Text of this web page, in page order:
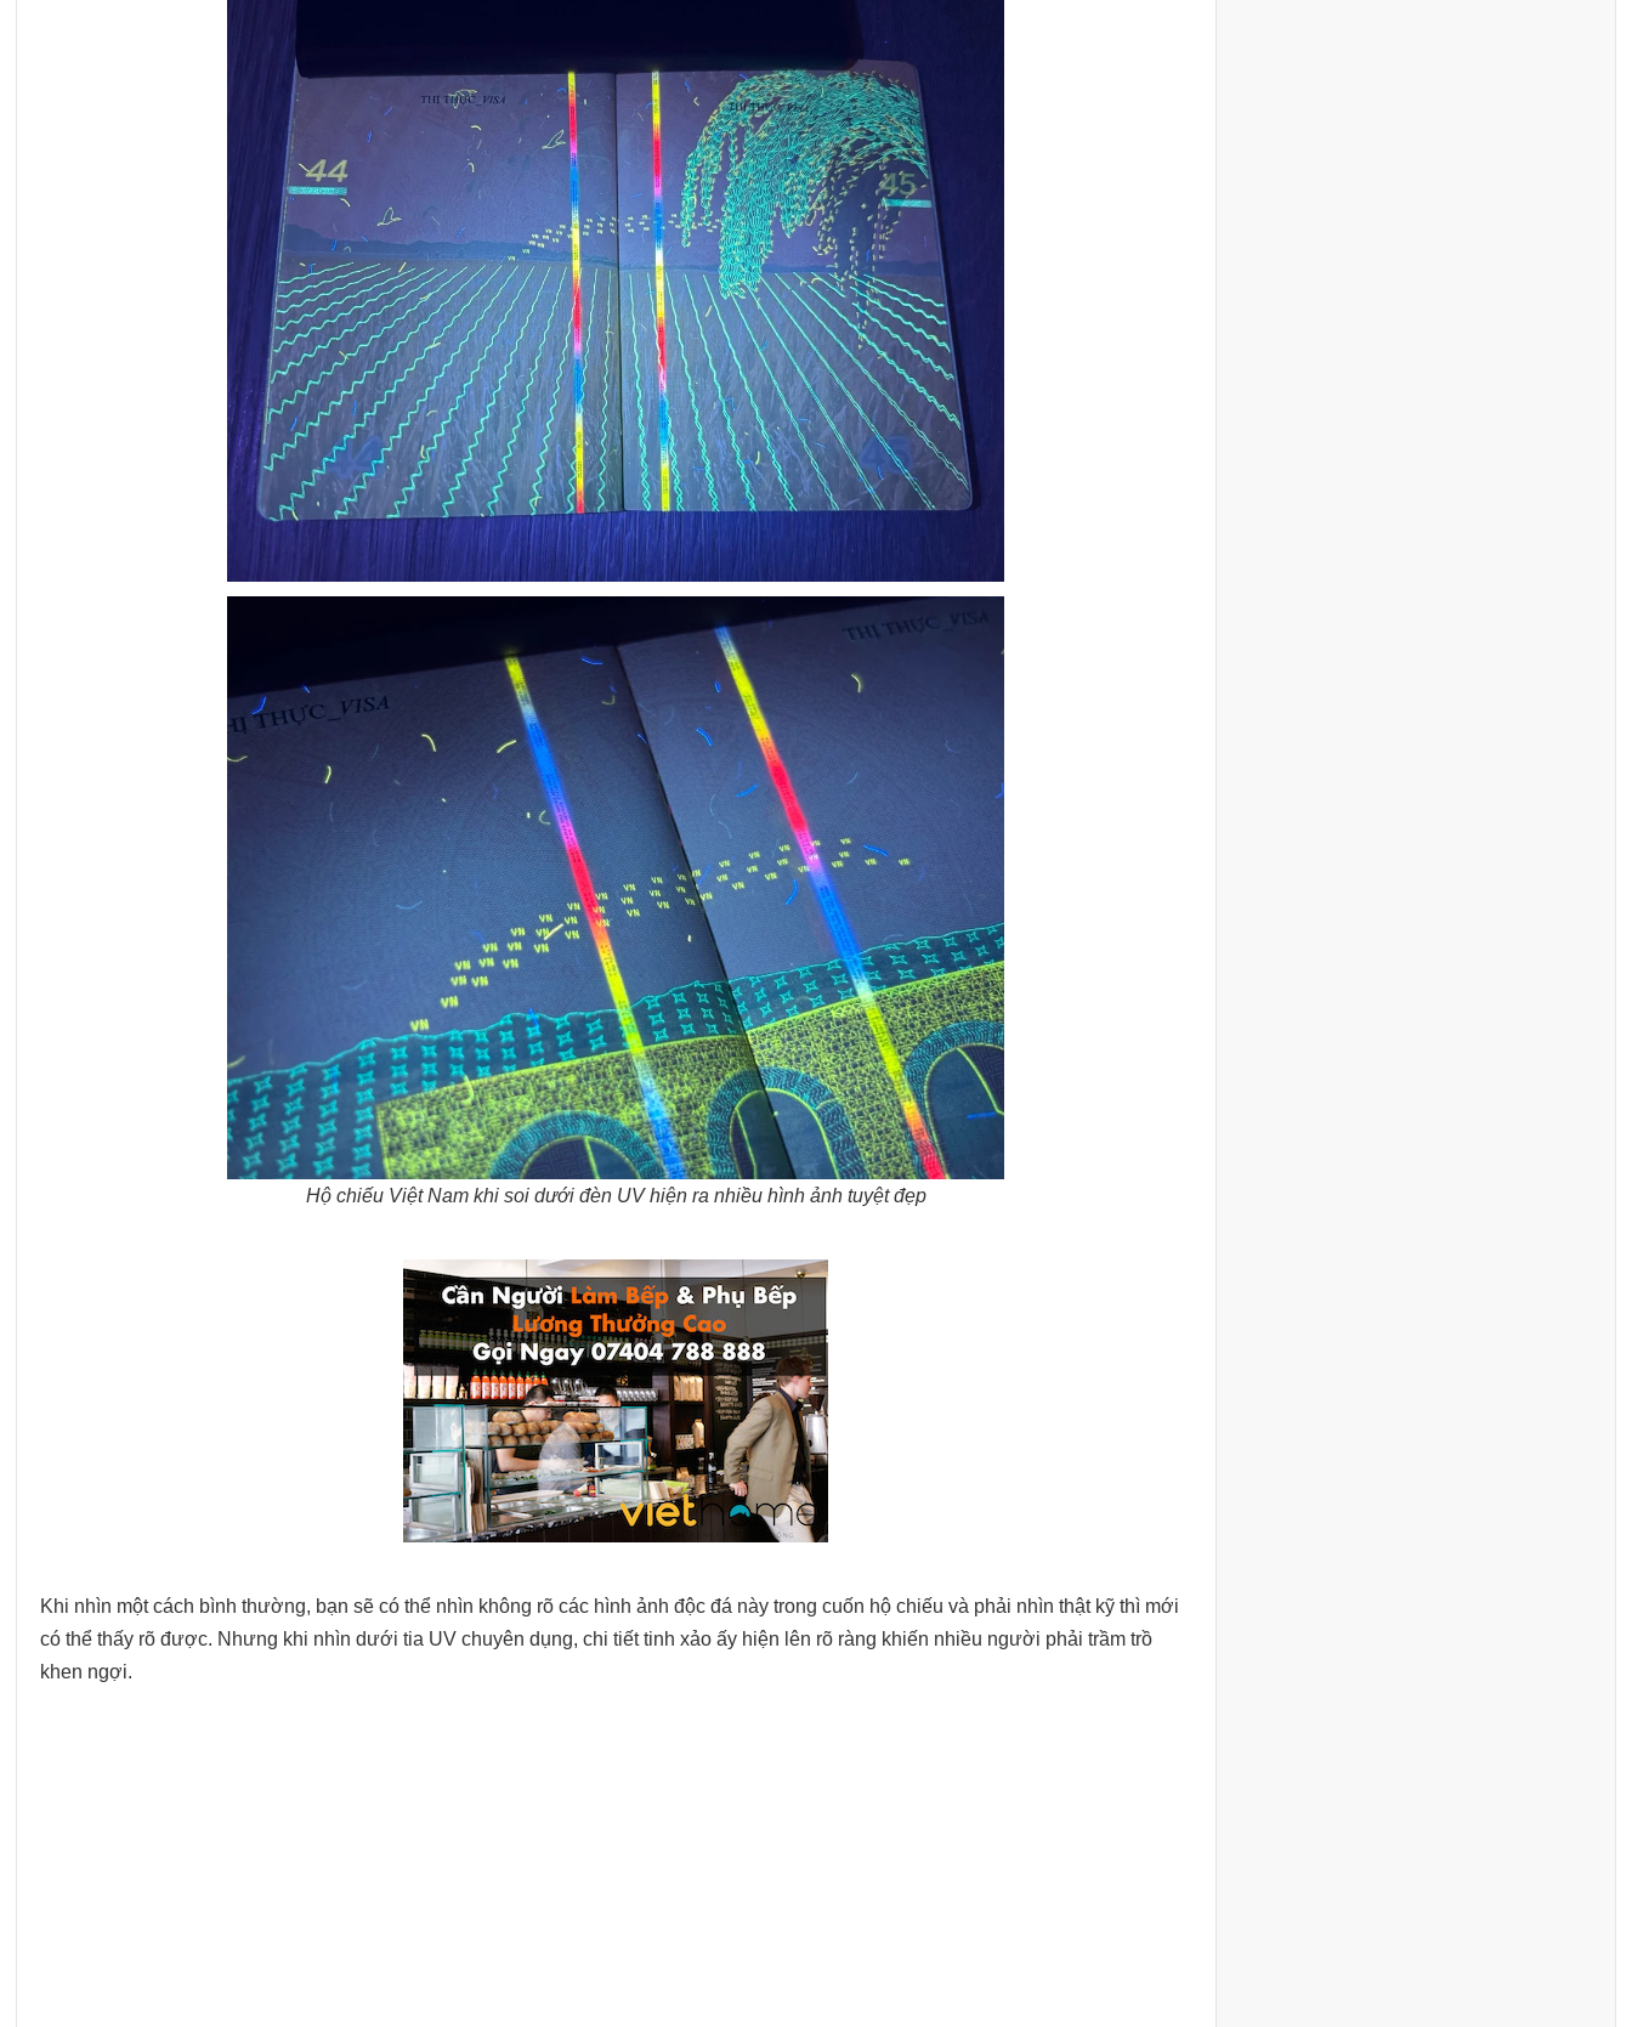
Hộ chiếu Việt Nam khi soi dưới đèn UV hiện ra nhiều hình ảnh tuyệt đẹp
Khi nhìn một cách bình thường, bạn sẽ có thể nhìn không rõ các hình ảnh độc đá này trong cuốn hộ chiếu và phải nhìn thật kỹ thì mới
có thể thấy rõ được. Nhưng khi nhìn dưới tia UV chuyên dụng, chi tiết tinh xảo ấy hiện lên rõ ràng khiến nhiều người phải trầm trồ
khen ngợi.